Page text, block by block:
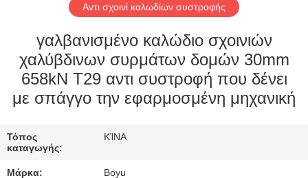
ΕΡΓΟΣΤΑΣΊΩΝ
ΠΟΙΟΤΙΚΌΣ
ΈΛΕΓΧΟΣ
ΕΛΆΤΕ
ΣΕ
Αντι σχοινί καλωδίων συστροφής
γαλβανισμένο καλώδιο σχοινιών
χαλύβδινων συρμάτων δομών 30mm
658kN T29 αντι συστροφή που δένει
με σπάγγο την εφαρμοσμένη μηχανική
Τόπος
καταγωγής:
ΚΊΝΑ
Μάρκα: Boyu